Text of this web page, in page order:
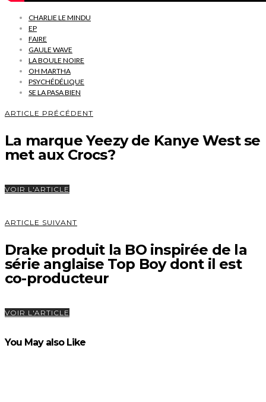
CHARLIE LE MINDU
EP
FAIRE
GAULE WAVE
LA BOULE NOIRE
OH MARTHA
PSYCHÉDÉLIQUE
SE LA PASA BIEN
ARTICLE PRÉCÉDENT
La marque Yeezy de Kanye West se
met aux Crocs?
VOIR L'ARTICLE
ARTICLE SUIVANT
Drake produit la BO inspirée de la
série anglaise Top Boy dont il est
co-producteur
VOIR L'ARTICLE
You May also Like